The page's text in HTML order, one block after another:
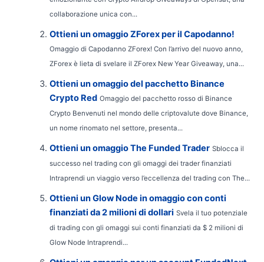
collaborazione unica con...
Ottieni un omaggio ZForex per il Capodanno!
Omaggio di Capodanno ZForex! Con l’arrivo del nuovo anno,
ZForex è lieta di svelare il ZForex New Year Giveaway, una...
Ottieni un omaggio del pacchetto Binance
Crypto Red Omaggio del pacchetto rosso di Binance
Crypto Benvenuti nel mondo delle criptovalute dove Binance,
un nome rinomato nel settore, presenta...
Ottieni un omaggio The Funded Trader Sblocca il
successo nel trading con gli omaggi dei trader finanziati
Intraprendi un viaggio verso l’eccellenza del trading con The...
Ottieni un Glow Node in omaggio con conti
finanziati da 2 milioni di dollari Svela il tuo potenziale
di trading con gli omaggi sui conti finanziati da $ 2 milioni di
Glow Node Intraprendi...